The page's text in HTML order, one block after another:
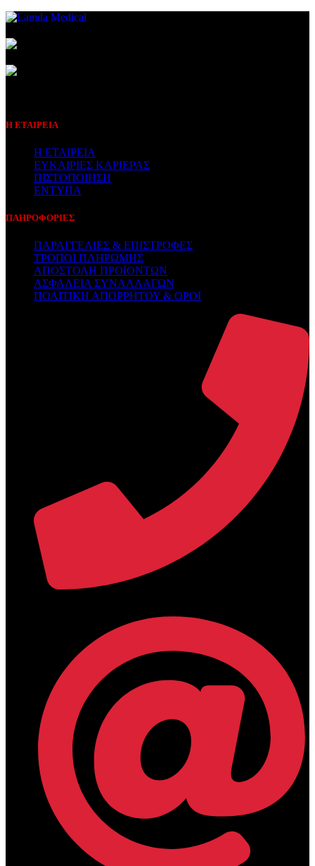
Η ΕΤΑΙΡΕΙΑ
Η ΕΤΑΙΡΕΙΑ
ΕΥΚΑΙΡΙΕΣ ΚΑΡΙΕΡΑΣ
ΠΙΣΤΟΠΟΙΗΣΗ
ΕΝΤΥΠΑ
ΠΛΗΡΟΦΟΡΙΕΣ
ΠΑΡΑΓΓΕΛΙΕΣ & ΕΠΙΣΤΡΟΦΕΣ
ΤΡΟΠΟΙ ΠΛΗΡΩΜΗΣ
ΑΠΟΣΤΟΛΗ ΠΡΟΪΟΝΤΩΝ
ΑΣΦΑΛΕΙΑ ΣΥΝΑΛΛΑΓΩΝ
ΠΟΛΙΤΙΚΗ ΑΠΟΡΡΗΤΟΥ & ΟΡΟΙ